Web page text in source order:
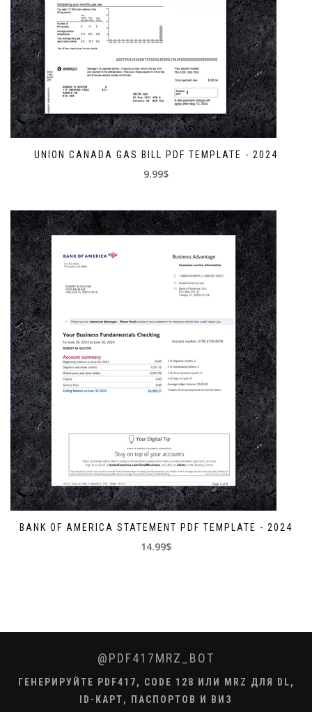
UNION CANADA GAS BILL PDF TEMPLATE - 2024
9.99$
BANK OF AMERICA STATEMENT PDF TEMPLATE - 2024
14.99$
@PDF417MRZ_BOT
ГЕНЕРИРУЙТЕ PDF417, CODE 128 ИЛИ MRZ ДЛЯ DL,
ID-КАРТ, ПАСПОРТОВ И ВИЗ